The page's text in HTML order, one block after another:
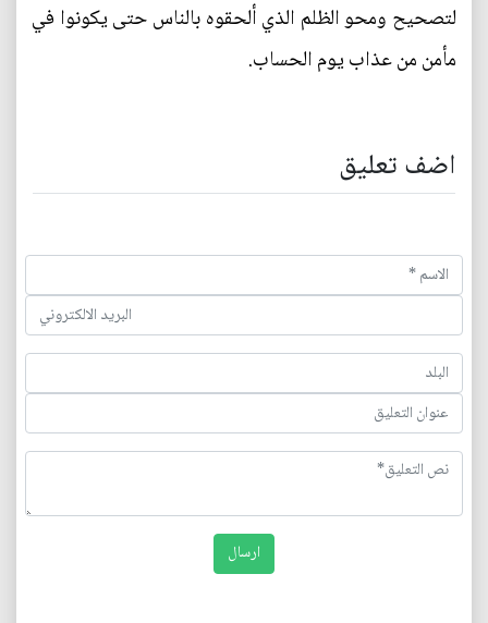
لتصحيح ومحو الظلم الذي ألحقوه بالناس حتى يكونوا في
مأمن من عذاب يوم الحساب.
اضف تعليق